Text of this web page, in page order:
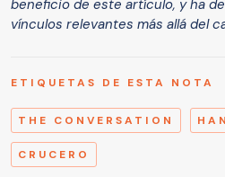
beneficio de este artículo, y ha
vínculos relevantes más allá del
ETIQUETAS DE ESTA NOTA
THE CONVERSATION
CRUCERO